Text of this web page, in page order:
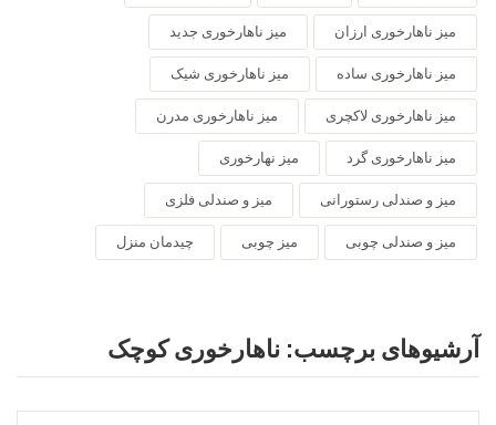
میز ناهارخوری ارزان میز ناهارخوری جدید
میز ناهارخوری ساده میز ناهارخوری شیک
میز ناهارخوری لاکچری میز ناهارخوری مدرن
میز ناهارخوری گرد میز نهارخوری
میز و صندلی رستورانی میز و صندلی فلزی
میز و صندلی چوبی میز چوبی چیدمان منزل
آرشیوهای برچسب: ناهارخوری کوچک